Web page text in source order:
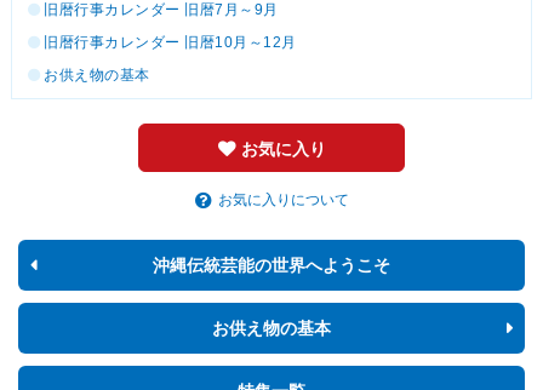
旧暦行事カレンダー 旧暦7月～9月
旧暦行事カレンダー 旧暦10月～12月
お供え物の基本
お気に入り
お気に入りについて
沖縄伝統芸能の世界へようこそ
お供え物の基本